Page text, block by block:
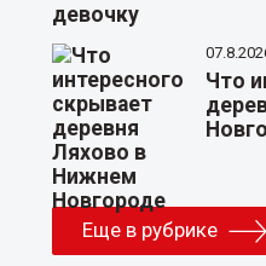
Что
Еще в рубрике